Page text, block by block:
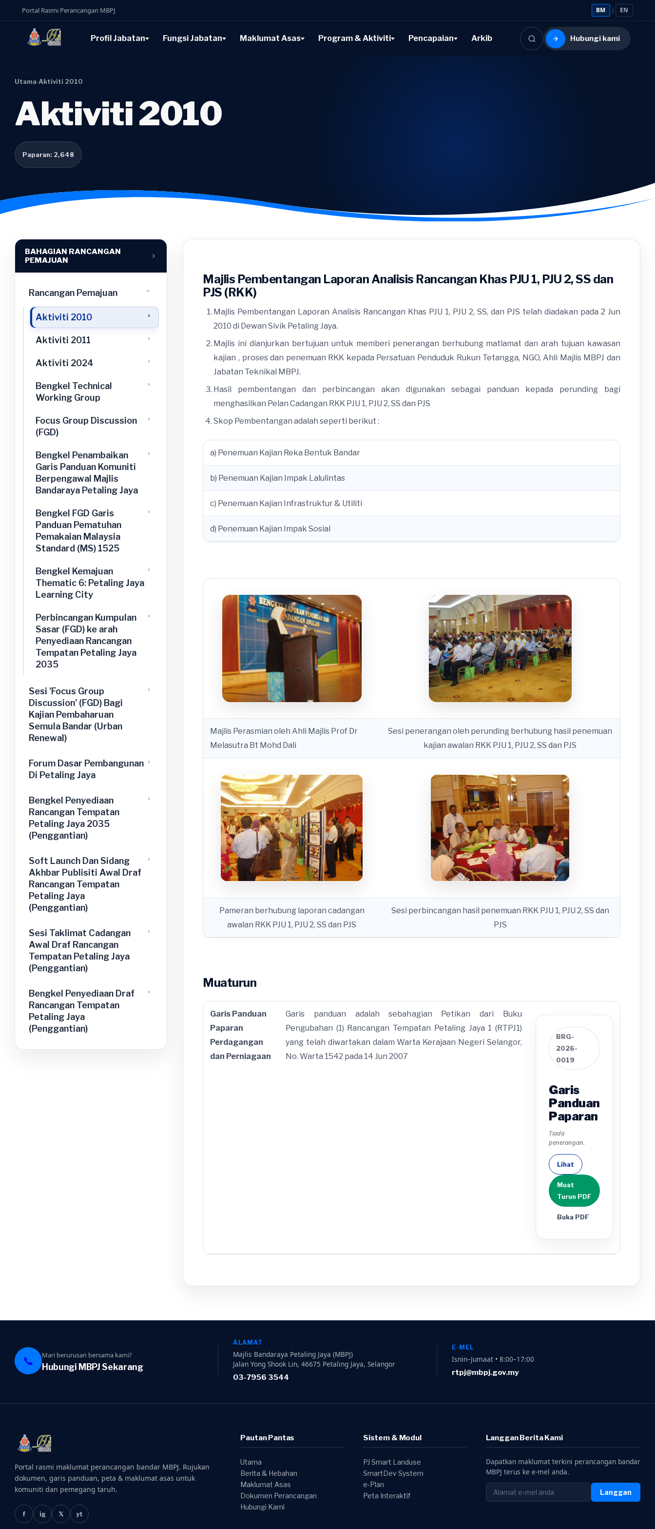
Portal Rasmi Perancangan MBPJ BM | EN
Profil Jabatan Fungsi Jabatan Maklumat Asas Program & Aktiviti Pencapaian Arkib Hubungi kami
Utama›Aktiviti 2010
Aktiviti 2010
Paparan: 2,648
BAHAGIAN RANCANGAN
PEMAJUAN
Rancangan Pemajuan ›
Aktiviti 2010
Aktiviti 2011
Aktiviti 2024
Bengkel Technical
Working Group
Focus Group Discussion
(FGD)
Bengkel Penambaikan
Garis Panduan Komuniti
Berpengawal Majlis
Bandaraya Petaling Jaya
Bengkel FGD Garis
Panduan Pematuhan
Pemakaian Malaysia
Standard (MS) 1525
Bengkel Kemajuan
Thematic 6: Petaling Jaya
Learning City
Perbincangan Kumpulan
Sasar (FGD) ke arah
Penyediaan Rancangan
Tempatan Petaling Jaya
2035
Sesi 'Focus Group
Discussion' (FGD) Bagi
Kajian Pembaharuan
Semula Bandar (Urban
Renewal)
Forum Dasar Pembangunan
Di Petaling Jaya
Bengkel Penyediaan
Rancangan Tempatan
Petaling Jaya 2035
(Penggantian)
Soft Launch Dan Sidang
Akhbar Publisiti Awal Draf
Rancangan Tempatan
Petaling Jaya
(Penggantian)
Sesi Taklimat Cadangan
Awal Draf Rancangan
Tempatan Petaling Jaya
(Penggantian)
Bengkel Penyediaan Draf
Rancangan Tempatan
Petaling Jaya
(Penggantian)
Majlis Pembentangan Laporan Analisis Rancangan Khas PJU 1, PJU 2, SS dan
PJS (RKK)
Majlis Pembentangan Laporan Analisis Rancangan Khas PJU 1, PJU 2, SS, dan PJS telah diadakan pada 2 Jun
2010 di Dewan Sivik Petaling Jaya.
Majlis ini dianjurkan bertujuan untuk memberi penerangan berhubung matlamat dan arah tujuan kawasan
kajian , proses dan penemuan RKK kepada Persatuan Penduduk Rukun Tetangga, NGO, Ahli Majlis MBPJ dan
Jabatan Teknikal MBPJ.
Hasil pembentangan dan perbincangan akan digunakan sebagai panduan kepada perunding bagi
menghasilkan Pelan Cadangan RKK PJU 1, PJU 2, SS dan PJS
Skop Pembentangan adalah seperti berikut :
a) Penemuan Kajian Reka Bentuk Bandar
b) Penemuan Kajian Impak Lalulintas
c) Penemuan Kajian Infrastruktur & Utiliti
d) Penemuan Kajian Impak Sosial
Majlis Perasmian oleh Ahli Majlis Prof Dr
Melasutra Bt Mohd Dali
Sesi penerangan oleh perunding berhubung hasil penemuan
kajian awalan RKK PJU 1, PJU 2, SS dan PJS
Pameran berhubung laporan cadangan
awalan RKK PJU 1, PJU 2, SS dan PJS
Sesi perbincangan hasil penemuan RKK PJU 1, PJU 2, SS dan
PJS
Muaturun
Garis Panduan
Paparan
Perdagangan
dan Perniagaan
Garis panduan adalah sebahagian Petikan dari Buku
Pengubahan (1) Rancangan Tempatan Petaling Jaya 1 (RTPJ1)
yang telah diwartakan dalam Warta Kerajaan Negeri Selangor,
No. Warta 1542 pada 14 Jun 2007
BRG-
2026-
0019
Garis
Panduan
Paparan
Tiada
penerangan.
Lihat
Muat
Turun PDF
Buka PDF
📞 Mari berurusan bersama kami?
Hubungi MBPJ Sekarang
ALAMAT
Majlis Bandaraya Petaling Jaya (MBPJ)
Jalan Yong Shook Lin, 46675 Petaling Jaya, Selangor
03-7956 3544
E-MEL
Isnin–Jumaat • 8:00–17:00
rtpj@mbpj.gov.my
Portal rasmi maklumat perancangan bandar MBPJ. Rujukan
dokumen, garis panduan, peta & maklumat asas untuk
komuniti dan pemegang taruh.
f ig 𝕏 yt
Pautan Pantas
Utama
Berita & Hebahan
Maklumat Asas
Dokumen Perancangan
Hubungi Kami
Sistem & Modul
PJ Smart Landuse
SmartDev System
e-Plan
Peta Interaktif
Langgan Berita Kami
Dapatkan maklumat terkini perancangan bandar
MBPJ terus ke e-mel anda.
Langgan